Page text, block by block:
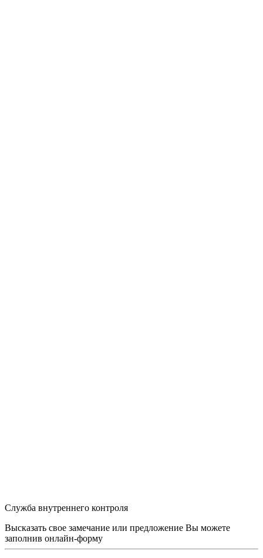
Служба внутреннего контроля
Высказать свое замечание или предложение Вы можете
заполнив онлайн-форму